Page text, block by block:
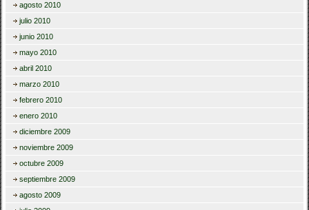
agosto 2010
julio 2010
junio 2010
mayo 2010
abril 2010
marzo 2010
febrero 2010
enero 2010
diciembre 2009
noviembre 2009
octubre 2009
septiembre 2009
agosto 2009